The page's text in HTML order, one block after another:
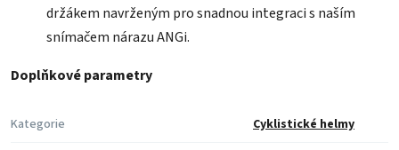
držákem navrženým pro snadnou integraci s naším
snímačem nárazu ANGi.
Doplňkové parametry
Kategorie Cyklistické helmy